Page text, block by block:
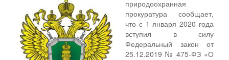
природоохранная
прокуратура сообщает,
что с 1 января 2020 года
вступил в силу
Федеральный закон от
25.12.2019 № 475-ФЗ «О